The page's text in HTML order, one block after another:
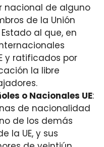
nacional de alguno
de la Unión
al que, en
y ratificados por
la libre
o Nacionales UE:
de nacionalidad
de los demás
la UE, y sus